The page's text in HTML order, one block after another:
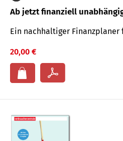
Ab jetzt finanziell
Ein nachhaltiger Finanzplaner
20,00 €